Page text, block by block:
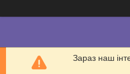
Зараз наш